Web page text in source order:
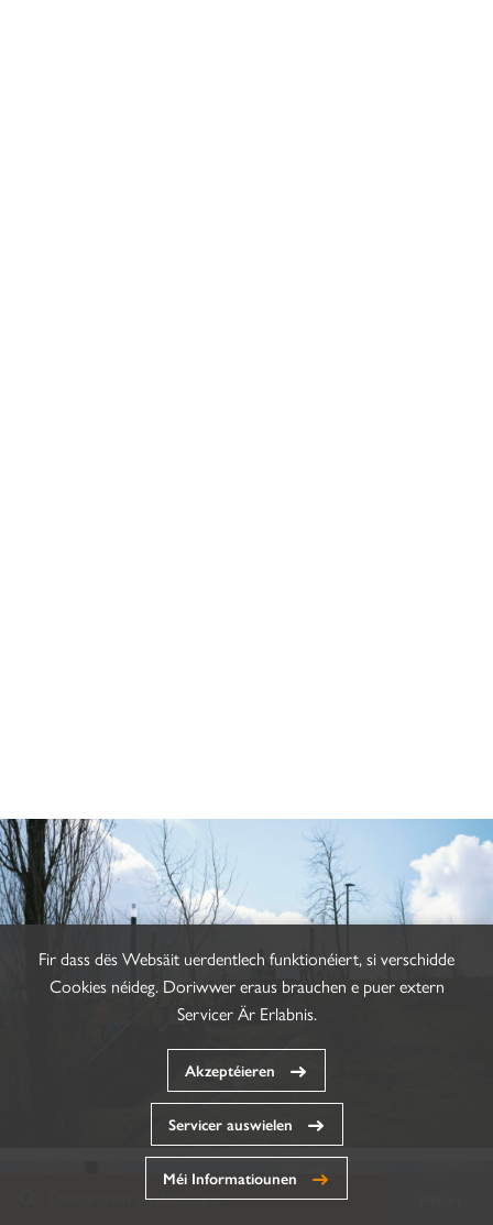
Demarchen an Annuaire
Fir dass dës Websäit uerdentlech funktionéiert, si verschidde
Cookies néideg. Doriwwer eraus brauchen e puer extern
Servicer Är Erlabnis.
Akzeptéieren
Servicer auswielen
Méi Informatiounen